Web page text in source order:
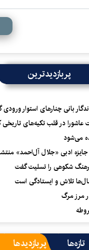
پربازدیدترین
بانی چنارهای استوار ورودی
عاشورا در قلب تکیه‌های تاریخی
می‌شود
جایزه ادبی «جلال آل‌احمد»
شکوهی را تسلیت گفت
تلاش و ایستادگی است
مرز مرگ
تازه‌ها پربازدیدها